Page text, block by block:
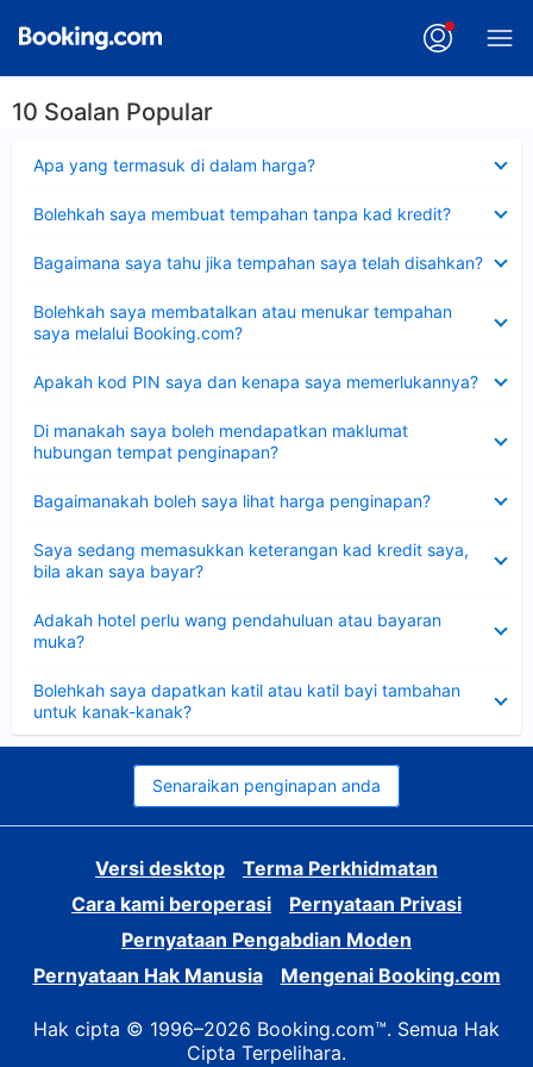
10 Soalan Popular
Apa yang termasuk di dalam harga?
Bolehkah saya membuat tempahan tanpa kad kredit?
Bagaimana saya tahu jika tempahan saya telah disahkan?
Bolehkah saya membatalkan atau menukar tempahan
saya melalui Booking.com?
Apakah kod PIN saya dan kenapa saya memerlukannya?
Di manakah saya boleh mendapatkan maklumat
hubungan tempat penginapan?
Bagaimanakah boleh saya lihat harga penginapan?
Saya sedang memasukkan keterangan kad kredit saya,
bila akan saya bayar?
Adakah hotel perlu wang pendahuluan atau bayaran
muka?
Bolehkah saya dapatkan katil atau katil bayi tambahan
untuk kanak-kanak?
Senaraikan penginapan anda
Versi desktop
Terma Perkhidmatan
Cara kami beroperasi
Pernyataan Privasi
Pernyataan Pengabdian Moden
Pernyataan Hak Manusia
Mengenai Booking.com
Hak cipta © 1996–2026 Booking.com™. Semua Hak
Cipta Terpelihara.